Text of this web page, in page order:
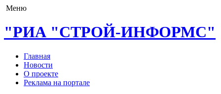
Меню
"РИА "СТРОЙ-ИНФОРМС"
Главная
Новости
О проекте
Реклама на портале